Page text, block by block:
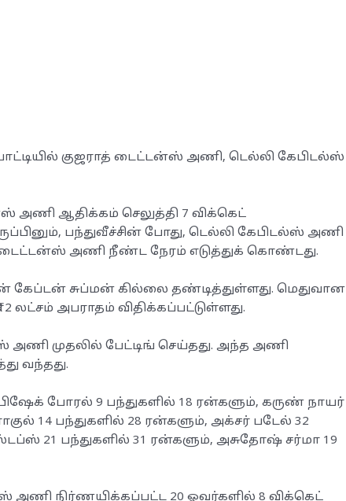
குஜராத் டைட்டன்ஸ் அணி, டெல்லி கேபிடல்ஸ்
அணி ஆதிக்கம் செலுத்தி 7 விக்கெட்
பந்துவீச்சின் போது, ​​டெல்லி கேபிடல்ஸ் அணி
டைட்டன்ஸ் அணி நீண்ட நேரம் எடுத்துக் கொண்டது.
கேப்டன் சுப்மன் கில்லை தண்டித்துள்ளது. மெதுவான
லட்சம் அபராதம் விதிக்கப்பட்டுள்ளது.
அணி முதலில் பேட்டிங் செய்தது. அந்த அணி
வந்தது.
போரல் 9 பந்துகளில் 18 ரன்களும், கருண் நாயர்
14 பந்துகளில் 28 ரன்களும், அக்சர் படேல் 32
21 பந்துகளில் 31 ரன்களும், அசுதோஷ் சர்மா 19
அணி நிர்ணயிக்கப்பட்ட 20 ஓவர்களில் 8 விக்கெட்